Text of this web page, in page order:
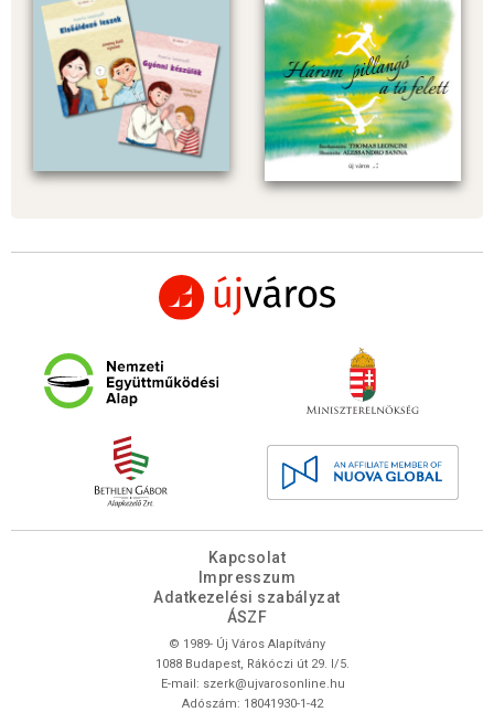
Kapcsolat
Impresszum
Adatkezelési szabályzat
ÁSZF
© 1989- Új Város Alapítvány
1088 Budapest, Rákóczi út 29. I/5.
E-mail: szerk@ujvarosonline.hu
Adószám: 18041930-1-42